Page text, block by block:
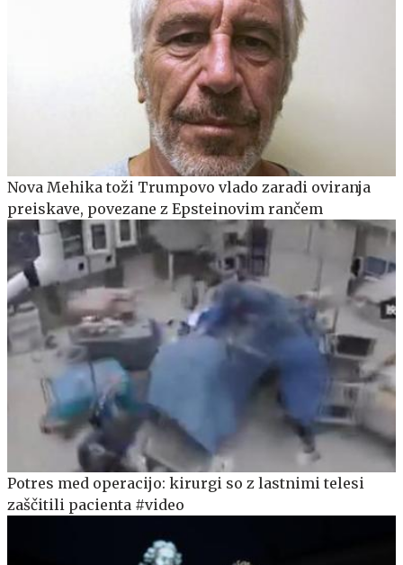
Nova Mehika toži Trumpovo vlado zaradi oviranja
preiskave, povezane z Epsteinovim rančem
Potres med operacijo: kirurgi so z lastnimi telesi
zaščitili pacienta #video